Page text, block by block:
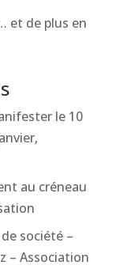
et de plus en
le 10
au créneau
société –
– Association